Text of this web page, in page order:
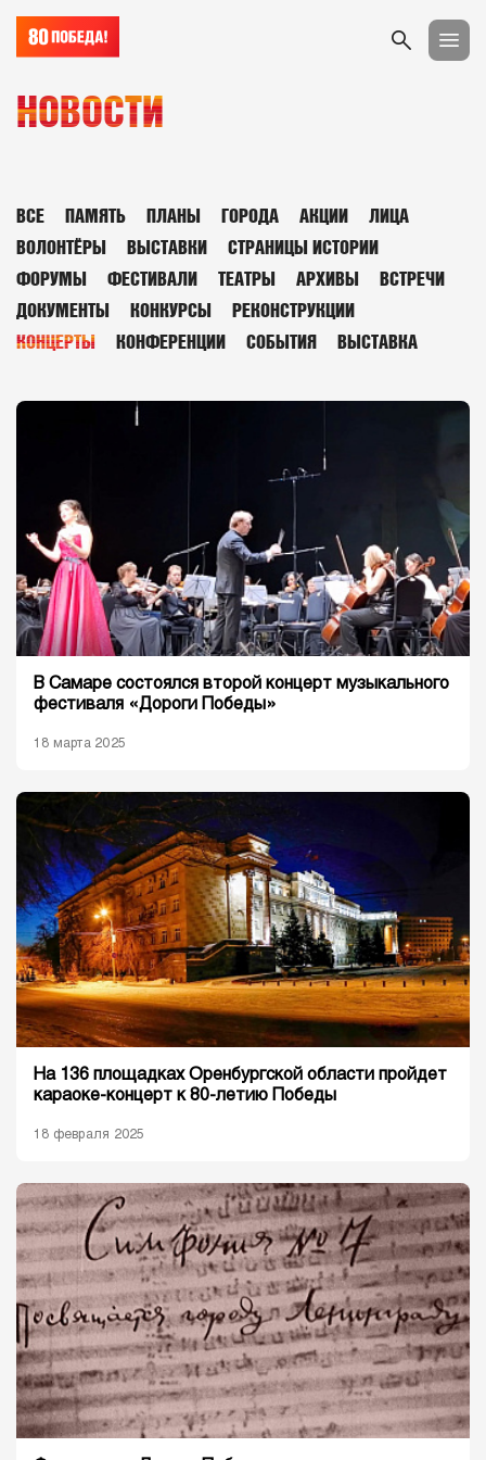
НОВОСТИ
ВСЕ ПАМЯТЬ ПЛАНЫ ГОРОДА АКЦИИ
ЛИЦА
ВОЛОНТЁРЫ
ВЫСТАВКИ
СТРАНИЦЫ ИСТОРИИ
ФОРУМЫ
ФЕСТИВАЛИ ТЕАТРЫ АРХИВЫ
ВСТРЕЧИ
ДОКУМЕНТЫ
КОНКУРСЫ
РЕКОНСТРУКЦИИ
КОНЦЕРТЫ
КОНФЕРЕНЦИИ СОБЫТИЯ ВЫСТАВКА
В Самаре состоялся второй концерт музыкального
фестиваля «Дороги Победы»
18 марта 2025
На 136 площадках Оренбургской области пройдет
караоке-концерт к 80-летию Победы
18 февраля 2025